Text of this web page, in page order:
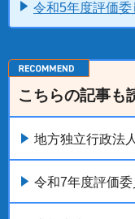
令和5年度評価
こちらの記事も
地方独立行政法
令和7年度評価